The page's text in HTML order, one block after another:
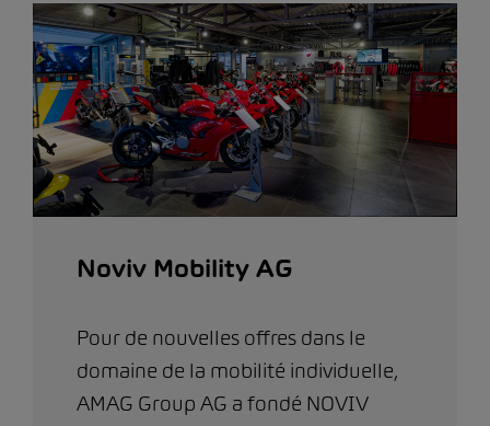
Noviv Mobility AG
Pour de nouvelles offres dans le
domaine de la mobilité individuelle,
AMAG Group AG a fondé NOVIV